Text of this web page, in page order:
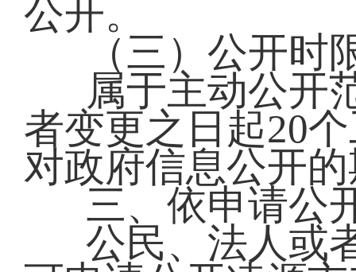
公开。
（三）公开时
属于主动公开
者变更之日起20
对政府信息公开
三、依申请公
公民、法人或